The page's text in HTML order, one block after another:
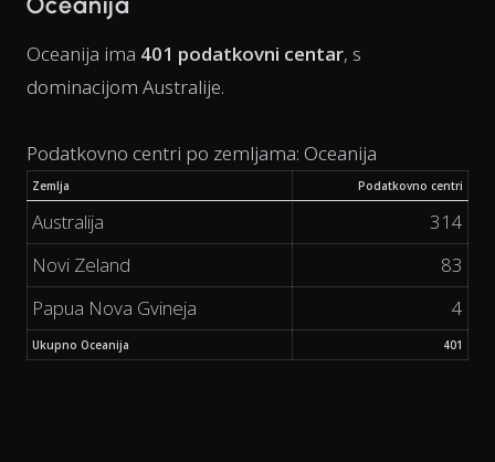
Oceanija ima 401 podatkovni centar, s
dominacijom Australije.
Podatkovno centri po zemljama: Oceanija
Zemlja Podatkovno centri
Australija
314
Novi Zeland
83
Papua Nova Gvineja
4
Ukupno Oceanija 401